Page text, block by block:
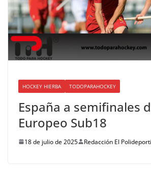
HOCKEY HIERBA TODOPARAHOCKEY
España a semifinales
Europeo Sub18
18 de julio de 2025 Redacción El